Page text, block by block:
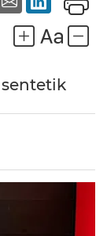
sentetik